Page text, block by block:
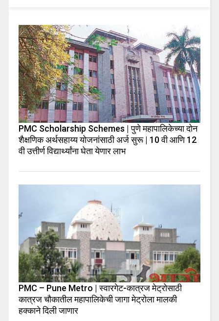
PMC Scholarship Schemes | पुणे महापालिकेच्या दोन
शैक्षणिक अर्थसहाय्य योजनांसाठी अर्ज सुरू | 10 वी आणि 12
वी उत्तीर्ण विद्यार्थ्यांना घेता येणार लाभ
PMC – Pune Metro | स्वारगेट-कात्रज मेट्रोसाठी
कात्रज चौकातील महापालिकेची जागा मेट्रोला मालकी
हक्काने दिली जाणार